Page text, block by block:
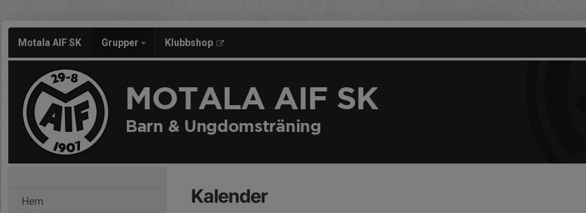
Motala AIF SK Grupper Klubbshop
MOTALA AIF SK
Barn & Ungdomsträning
Hem Kalender